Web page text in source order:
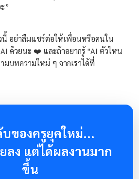
”
อย่าลืมแชร์ต่อให้เพื่อนหรือคนใน
ด้วยนะ ❤️ และถ้าอยากรู้ "AI ตัวไหน
บทความใหม่ ๆ จากเราได้ที่
ของครูยุคใหม่...
ลง แต่ได้ผลงานมาก
ขึ้น